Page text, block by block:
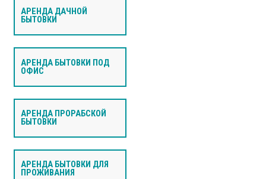
АРЕНДА ДАЧНОЙ
БЫТОВКИ
АРЕНДА БЫТОВКИ ПОД
ОФИС
АРЕНДА ПРОРАБСКОЙ
БЫТОВКИ
АРЕНДА БЫТОВКИ ДЛЯ
ПРОЖИВАНИЯ